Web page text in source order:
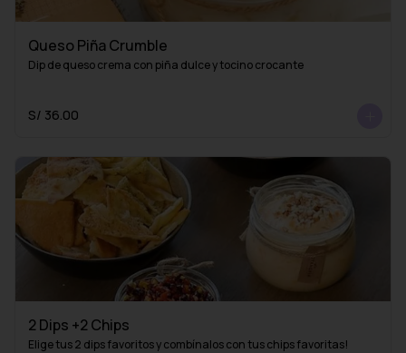
Queso Piña Crumble
Dip de queso crema con piña dulce y tocino crocante
S/ 36.00
2 Dips +2 Chips
Elige tus 2 dips favoritos y combínalos con tus chips favoritas!